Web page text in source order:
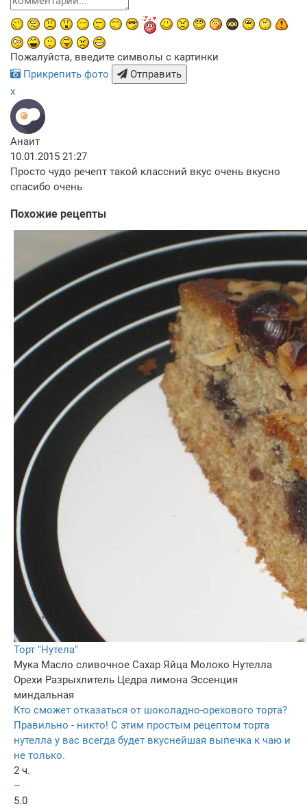
Пожалуйста, введите символы с картинки
Прикрепить фото
Отправить
x
Анаит
10.01.2015 21:27
Просто чудо речепт такой классний вкус очень вкусно
спасибо очень
Похожие рецепты
Торт "Hутела"
Мука Масло сливочное Сахар Яйца Молоко Нутелла
Орехи Разрыхлитель Цедра лимона Эссенция
миндальная
Кто сможет отказаться от шоколадно-орехового торта?
Правильно - никто! С этим простым рецептом торта
нутелла у вас всегда будет вкуснейшая выпечка к чаю и
не только.
2 ч.
–
5.0